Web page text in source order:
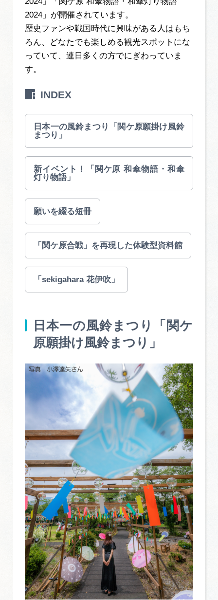
旅行会社・観光事業者の皆様へ
フォトライブラリー
運営組織
広告掲載
サイトポリシー
2024」が開催されています。
歴史ファンや戦国時代に興味がある人はもち
ろん、どなたでも楽しめる観光スポットにな
っていて、連日多くの方でにぎわっていま
す。
INDEX
日本一の風鈴まつり「関ケ原願掛け風鈴
まつり」
新イベント！「関ケ原 和傘物語・和傘
灯り物語」
願いを綴る短冊
「関ケ原合戦」を再現した体験型資料館
「sekigahara 花伊吹」
日本一の風鈴まつり「関ケ
原願掛け風鈴まつり」